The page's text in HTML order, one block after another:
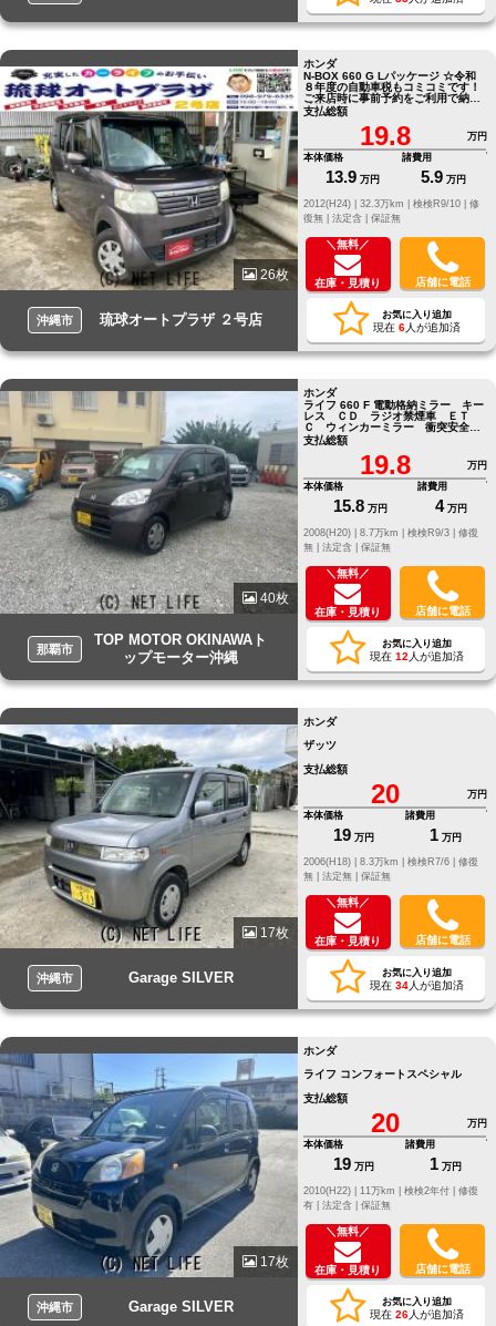
26枚
沖縄市 琉球オートプラザ ２号店
ホンダ
N-BOX 660 G Lパッケージ ☆令和
８年度の自動車税もコミコミです！
ご来店時に事前予約をご利用で納車
時燃料満タンサービス中です☆
支払総額
19.8
万円
本体価格
13.9 万円
諸費用
5.9 万円
修
復無 | 法定含 | 保証無
＼無料／
在庫・見積り 店舗に電話
お気に入り追加
現在 6人が追加済
40枚
那覇市
TOP MOTOR OKINAWAト
ップモーター沖縄
ホンダ
ライフ 660 F 電動格納ミラー キー
レス ＣＤ ラジオ禁煙車 ＥＴ
Ｃ ウィンカーミラー 衝突安全ボ
ディ
支払総額
19.8
万円
本体価格
15.8 万円
諸費用
4 万円
修復
無 | 法定含 | 保証無
＼無料／
在庫・見積り 店舗に電話
お気に入り追加
現在 12 人が追加済
17枚
沖縄市 Garage SILVER
ホンダ
ザッツ
支払総額
20
万円
本体価格
19 万円
諸費用
1 万円
修復
無 | 法定無 | 保証無
＼無料／
在庫・見積り 店舗に電話
お気に入り追加
現在 34人が追加済
17枚
沖縄市 Garage SILVER
ホンダ
ライフ コンフォートスペシャル
支払総額
20
万円
本体価格
19 万円
諸費用
1 万円
修復
有 | 法定含 | 保証無
＼無料／
在庫・見積り 店舗に電話
お気に入り追加
現在 26人が追加済